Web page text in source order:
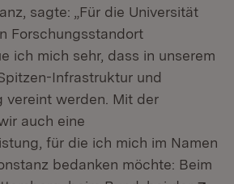
sagte: „Für die Universität
Forschungsstandort
ich mich sehr, dass in unserem
Infrastruktur und
vereint werden. Mit der
auch eine
für die ich mich im Namen
bedanken möchte: Beim